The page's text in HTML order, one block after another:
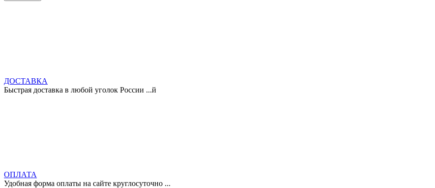
ДОСТАВКА
Быстрая доставка в любой уголок России ...й
ОПЛАТА
Удобная форма оплаты на сайте круглосуточно ...